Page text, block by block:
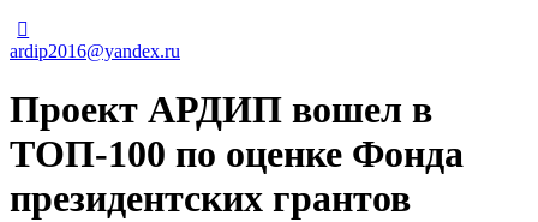
ardip2016@yandex.ru
Проект АРДИП вошел в
ТОП-100 по оценке Фонда
президентских грантов